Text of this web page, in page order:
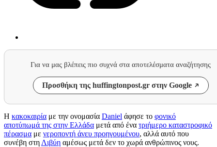
Για να μας βλέπεις πιο συχνά στα αποτελέσματα αναζήτησης
Προσθήκη της huffingtonpost.gr στην Google
Η κακοκαιρία με την ονομασία Daniel άφησε το φονικό
αποτύπωμά της στην Ελλάδα μετά από ένα τριήμερο καταστροφικό
πέρασμα με νεροποντή άνευ προηγουμένου, αλλά αυτό που
συνέβη στη Λιβύη αμέσως μετά δεν το χωρά ανθρώπινος νους.